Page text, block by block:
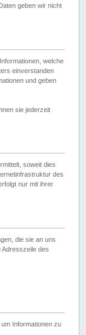
geben wir nicht
welche
einverstanden
und geben
sie jederzeit
soweit dies
des
nur mit ihrer
die sie an uns
Adresszeile des
Informationen zu